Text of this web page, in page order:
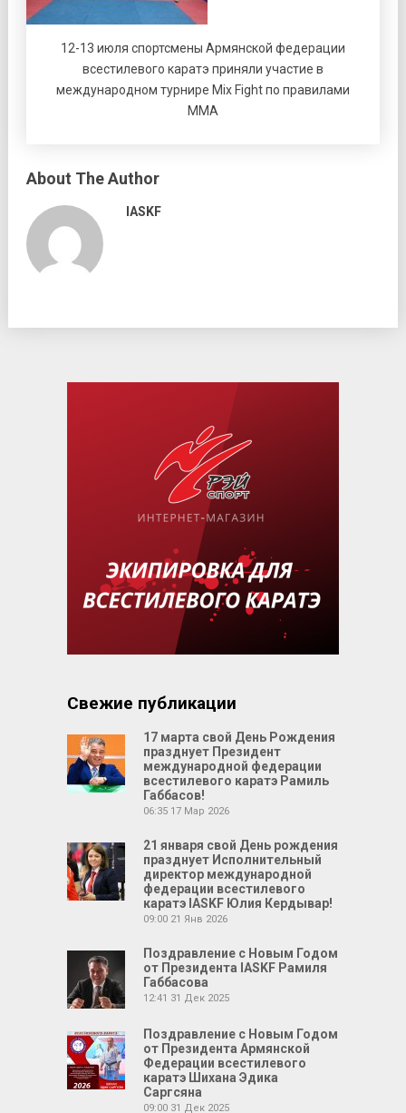
12-13 июля спортсмены Армянской федерации
всестилевого каратэ приняли участие в
международном турнире Mix Fight по правилами
ММА
About The Author
IASKF
Свежие публикации
17 марта свой День Рождения
празднует Президент
международной федерации
всестилевого каратэ Рамиль
Габбасов!
06:35 17 Мар 2026
21 января свой День рождения
празднует Исполнительный
директор международной
федерации всестилевого
каратэ IASKF Юлия Кердывар!
09:00 21 Янв 2026
Поздравление с Новым Годом
от Президента IASKF Рамиля
Габбасова
12:41 31 Дек 2025
Поздравление с Новым Годом
от Президента Армянской
Федерации всестилевого
каратэ Шихана Эдика
Саргсяна
09:00 31 Дек 2025